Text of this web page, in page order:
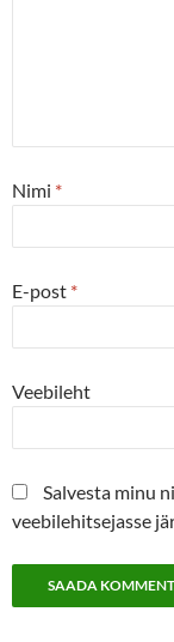
Nimi *
E-post *
Veebileht
Salvesta minu
veebilehitsejasse